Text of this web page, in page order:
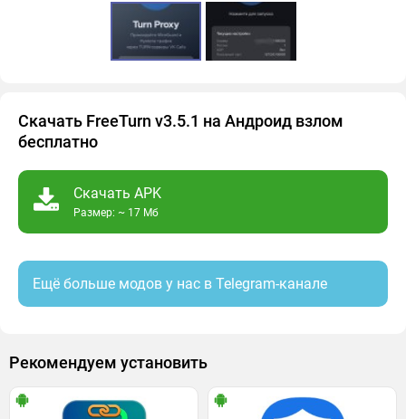
Скачать FreeTurn v3.5.1 на Андроид взлом
бесплатно
Скачать APK
Размер: ~ 17 Мб
Ещё больше модов у нас в Telegram-канале
Рекомендуем установить